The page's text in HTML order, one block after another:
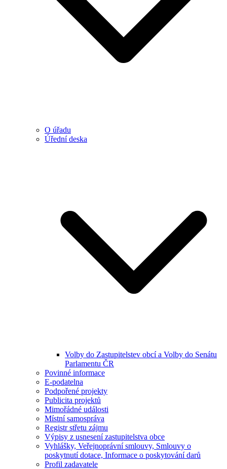
O úřadu
Úřední deska
Volby do Zastupitelstev obcí a Volby do Senátu
Parlamentu ČR
Povinné informace
E-podatelna
Podpořené projekty
Publicita projektů
Mimořádné události
Místní samospráva
Registr střetu zájmu
Výpisy z usnesení zastupitelstva obce
Vyhlášky, Veřejnoprávní smlouvy, Smlouvy o
poskytnutí dotace, Informace o poskytování darů
Profil zadavatele